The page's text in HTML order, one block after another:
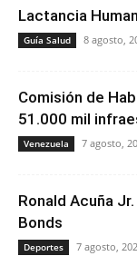
Lactancia
Guía Salud 8 agosto,
Comisión de
51.000 mil
Venezuela 7 agosto,
Ronald Acuña
Bonds
Deportes 7 agosto,